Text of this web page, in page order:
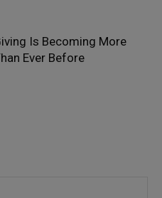
Is Becoming More
Ever Before